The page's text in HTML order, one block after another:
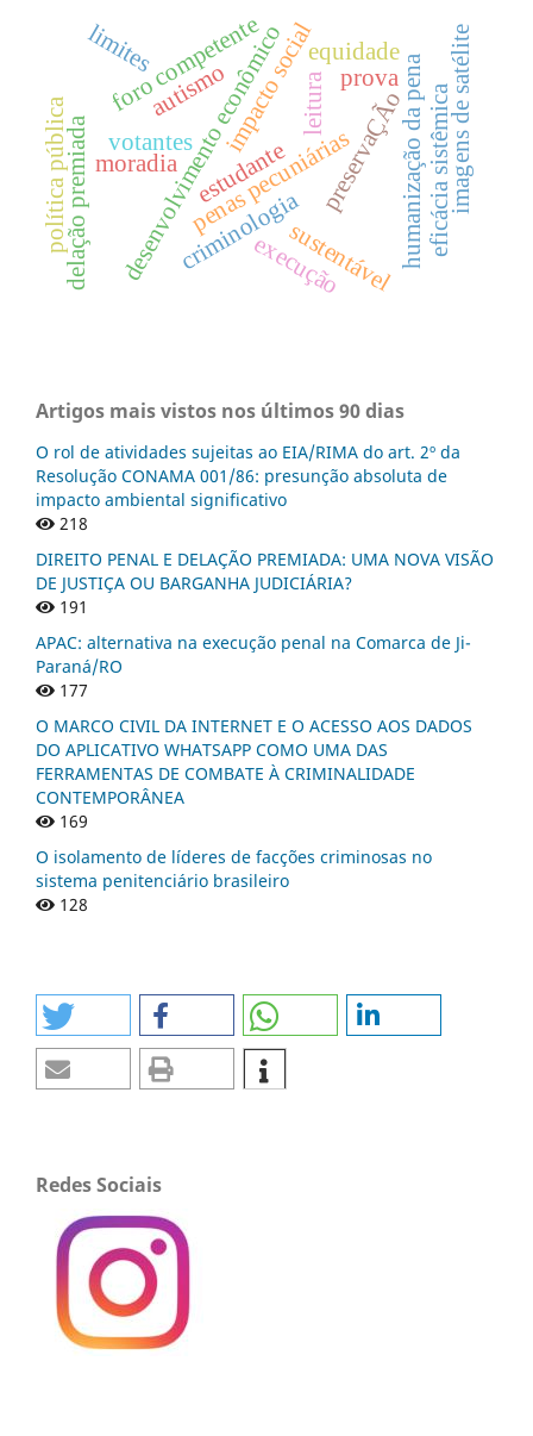
penas pecuniáriaspreservaÇÃo
criminologia
desenvolvimento econômicosustentável
leitura humanização da pena
moradia
execução
foro competente
delação premiada eficácia sistêmica
impacto socialequidade
limites imagens de satélite
prova
estudante
política pública
autismo
votantes
Artigos mais vistos nos últimos 90 dias
O rol de atividades sujeitas ao EIA/RIMA do art. 2º da
Resolução CONAMA 001/86: presunção absoluta de
impacto ambiental significativo
218
DIREITO PENAL E DELAÇÃO PREMIADA: UMA NOVA VISÃO
DE JUSTIÇA OU BARGANHA JUDICIÁRIA?
191
APAC: alternativa na execução penal na Comarca de Ji-
Paraná/RO
177
O MARCO CIVIL DA INTERNET E O ACESSO AOS DADOS
DO APLICATIVO WHATSAPP COMO UMA DAS
FERRAMENTAS DE COMBATE À CRIMINALIDADE
CONTEMPORÂNEA
169
O isolamento de líderes de facções criminosas no
sistema penitenciário brasileiro
128
Redes Sociais